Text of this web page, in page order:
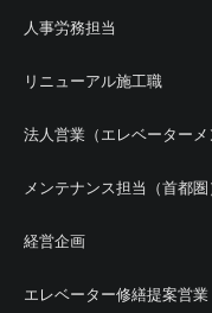
人事労務担当
リニューアル施工職
法人営業（エレベーターメ
メンテナンス担当（首都
経営企画
エレベーター修繕提案営業